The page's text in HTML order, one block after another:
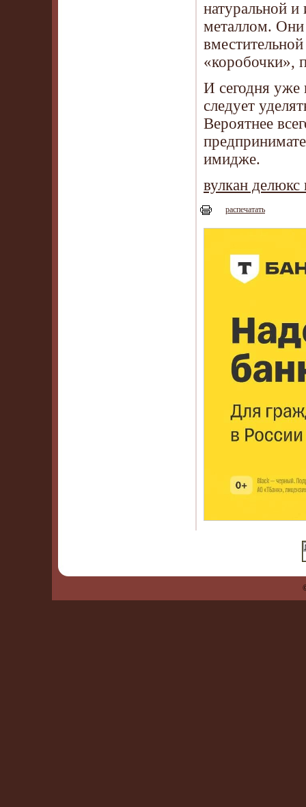
натуральной и
металлом. Они
«коробочки»,
И сегодня уже
следует
Вероятнее
имидже.
вулкан
распечатать